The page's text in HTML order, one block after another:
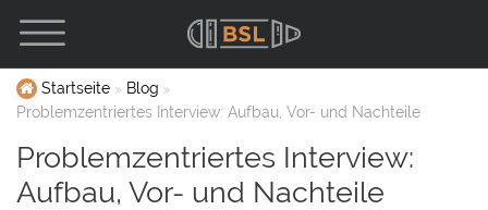
Startseite
Blog
Problemzentriertes Interview: Aufbau, Vor- und Nachteile
Problemzentriertes Interview:
Aufbau, Vor- und Nachteile